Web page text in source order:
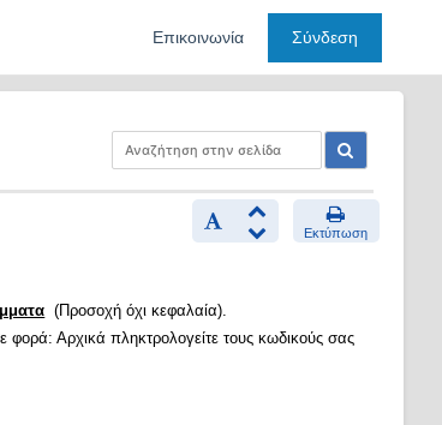
Επικοινωνία Σύνδεση
Εκτύπωση
(Προσοχή όχι κεφαλαία).
φορά: Αρχικά πληκτρολογείτε τους κωδικούς σας